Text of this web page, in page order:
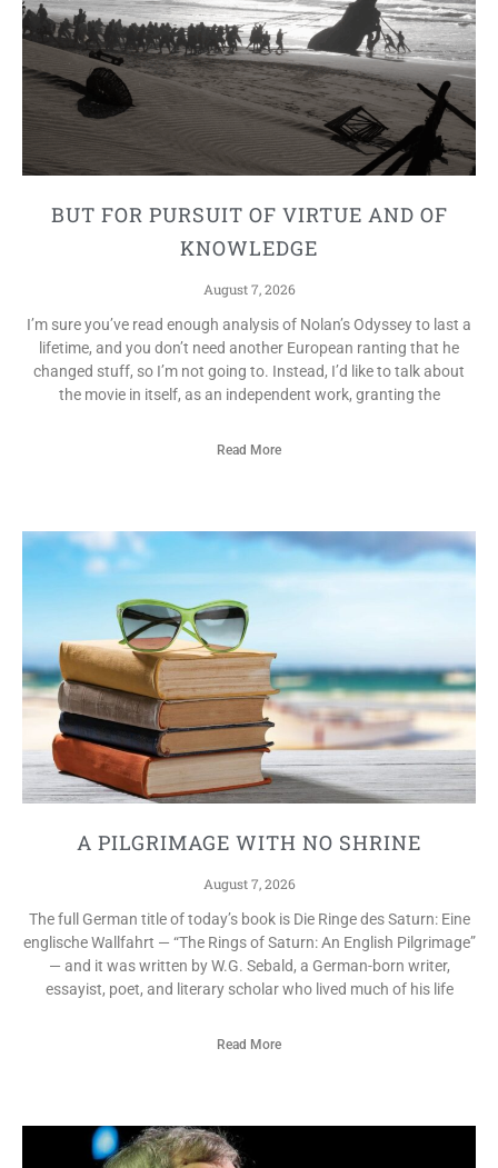
BUT FOR PURSUIT OF VIRTUE AND OF
KNOWLEDGE
August 7, 2026
I’m sure you’ve read enough analysis of Nolan’s Odyssey to last a
lifetime, and you don’t need another European ranting that he
changed stuff, so I’m not going to. Instead, I’d like to talk about
the movie in itself, as an independent work, granting the
Read More
A PILGRIMAGE WITH NO SHRINE
August 7, 2026
The full German title of today’s book is Die Ringe des Saturn: Eine
englische Wallfahrt — “The Rings of Saturn: An English Pilgrimage”
— and it was written by W.G. Sebald, a German-born writer,
essayist, poet, and literary scholar who lived much of his life
Read More